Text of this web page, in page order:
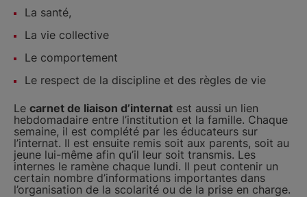
La santé,
La vie collective
Le comportement
Le respect de la discipline et des règles de vie
Le carnet de liaison d’internat est aussi un lien
hebdomadaire entre l’institution et la famille. Chaque
semaine, il est complété par les éducateurs sur
l’internat. Il est ensuite remis soit aux parents, soit au
jeune lui-même afin qu’il leur soit transmis. Les
internes le ramène chaque lundi. Il peut contenir un
certain nombre d’informations importantes dans
l’organisation de la scolarité ou de la prise en charge.